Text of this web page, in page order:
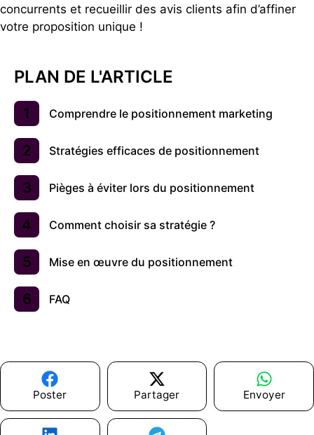
concurrents et recueillir des avis clients afin d’affiner
votre proposition unique !
PLAN DE L'ARTICLE
Comprendre le positionnement marketing
Stratégies efficaces de positionnement
Pièges à éviter lors du positionnement
Comment choisir sa stratégie ?
Mise en œuvre du positionnement
FAQ
Poster Partager Envoyer